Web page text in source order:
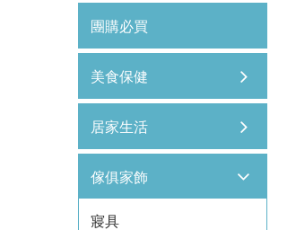
團購必買
美食保健
居家生活
傢俱家飾
寢具